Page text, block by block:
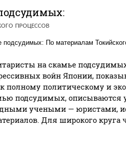
процессов
По материалам
на скамье
войн Японии,
полному политическому и
подсудимых, описываются
учеными — юристами,
Для широкого круга